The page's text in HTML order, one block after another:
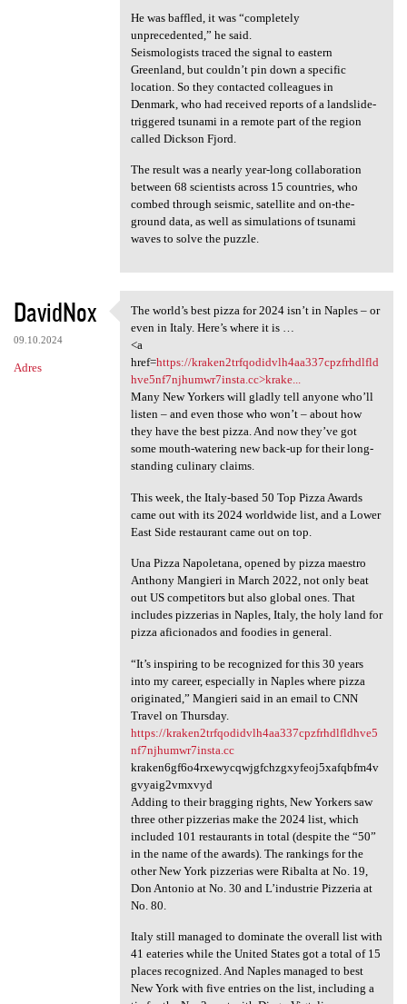
He was baffled, it was “completely
unprecedented,” he said.
Seismologists traced the signal to eastern
Greenland, but couldn’t pin down a specific
location. So they contacted colleagues in
Denmark, who had received reports of a landslide-
triggered tsunami in a remote part of the region
called Dickson Fjord.
The result was a nearly year-long collaboration
between 68 scientists across 15 countries, who
combed through seismic, satellite and on-the-
ground data, as well as simulations of tsunami
waves to solve the puzzle.
DavidNox
09.10.2024
Adres
The world’s best pizza for
The world’s best pizza for 2024 isn’t in Naples – or
even in Italy. Here’s where it is …
<a
href=https://kraken2trfqodidvlh4aa337cpzfrhdlfld
hve5nf7njhumwr7insta.cc>krake...
Many New Yorkers will gladly tell anyone who’ll
listen – and even those who won’t – about how
they have the best pizza. And now they’ve got
some mouth-watering new back-up for their long-
standing culinary claims.
This week, the Italy-based 50 Top Pizza Awards
came out with its 2024 worldwide list, and a Lower
East Side restaurant came out on top.
Una Pizza Napoletana, opened by pizza maestro
Anthony Mangieri in March 2022, not only beat
out US competitors but also global ones. That
includes pizzerias in Naples, Italy, the holy land for
pizza aficionados and foodies in general.
“It’s inspiring to be recognized for this 30 years
into my career, especially in Naples where pizza
originated,” Mangieri said in an email to CNN
Travel on Thursday.
https://kraken2trfqodidvlh4aa337cpzfrhdlfldhve5
nf7njhumwr7insta.cc
kraken6gf6o4rxewycqwjgfchzgxyfeoj5xafqbfm4v
gvyaig2vmxvyd
Adding to their bragging rights, New Yorkers saw
three other pizzerias make the 2024 list, which
included 101 restaurants in total (despite the “50”
in the name of the awards). The rankings for the
other New York pizzerias were Ribalta at No. 19,
Don Antonio at No. 30 and L’industrie Pizzeria at
No. 80.
Italy still managed to dominate the overall list with
41 eateries while the United States got a total of 15
places recognized. And Naples managed to best
New York with five entries on the list, including a